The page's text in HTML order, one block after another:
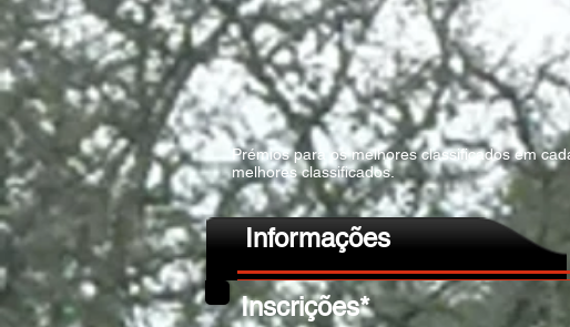
Prémios para os melhores classificados em
melhores classificados.
Informações
Inscrições*